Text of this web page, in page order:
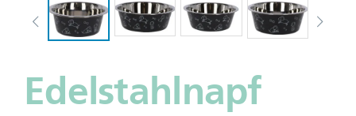
Edelstahlnapf